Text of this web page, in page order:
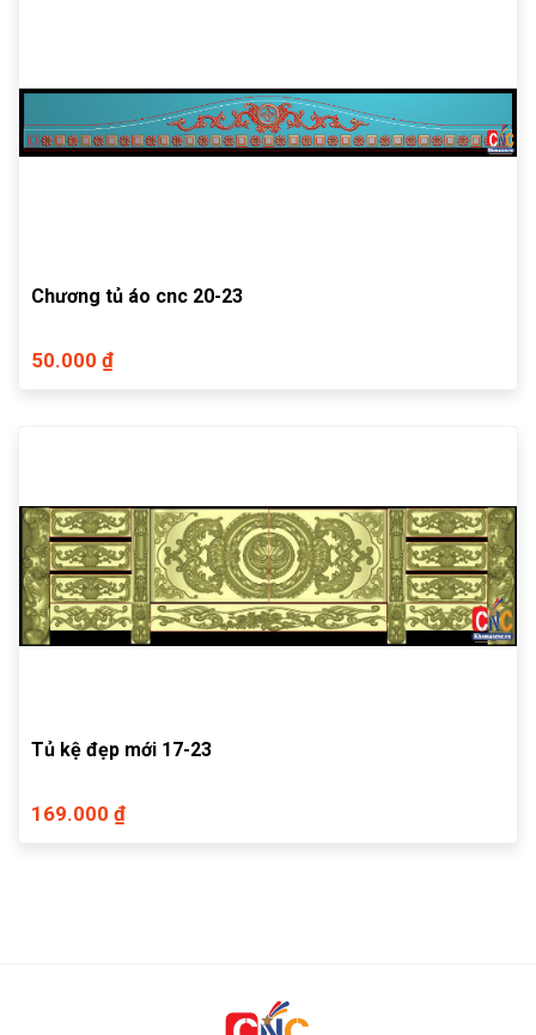
Chương tủ áo cnc 20-23
50.000 ₫
Tủ kệ đẹp mới 17-23
169.000 ₫